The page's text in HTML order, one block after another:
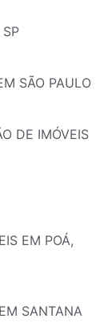
SÃO PAULO
DE IMÓVEIS
EM POÁ,
SANTANA